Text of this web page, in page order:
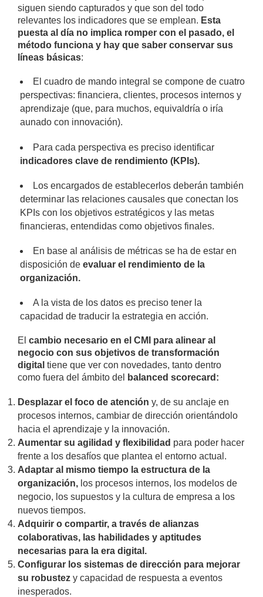
siguen siendo capturados y que son del todo
relevantes los indicadores que se emplean. Esta
puesta al día no implica romper con el pasado, el
método funciona y hay que saber conservar sus
líneas básicas:
El cuadro de mando integral se compone de cuatro
perspectivas: financiera, clientes, procesos internos y
aprendizaje (que, para muchos, equivaldría o iría
aunado con innovación).
Para cada perspectiva es preciso identificar
indicadores clave de rendimiento (KPIs).
Los encargados de establecerlos deberán también
determinar las relaciones causales que conectan los
KPIs con los objetivos estratégicos y las metas
financieras, entendidas como objetivos finales.
En base al análisis de métricas se ha de estar en
disposición deevaluar el rendimiento de la
organización.
A la vista de los datos es preciso tener la
capacidad de traducir la estrategia en acción.
El cambio necesario en el CMI para alinear al
negocio con sus objetivos de transformación
digital tiene que ver con novedades, tanto dentro
como fuera del ámbito del
balanced scorecard:
Desplazar el foco de atención y, de su anclaje en
procesos internos, cambiar de dirección orientándolo
hacia el aprendizaje y la innovación.
Aumentar su agilidad y flexibilidad para poder hacer
frente a los desafíos que plantea el entorno actual.
Adaptar al mismo tiempo la estructura de la
organización, los procesos internos, los modelos de
negocio, los supuestos y la cultura de empresa a los
nuevos tiempos.
Adquirir o compartir, a través de alianzas
colaborativas, las habilidades y aptitudes
necesarias para la era digital.
Configurar los sistemas de dirección para mejorar
su robustez y capacidad de respuesta a eventos
inesperados.